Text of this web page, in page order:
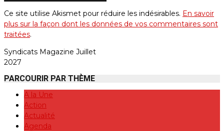
Ce site utilise Akismet pour réduire les indésirables. En savoir
plus sur la façon dont les données de vos commentaires sont
traitées.
Syndicats Magazine Juillet
2027
PARCOURIR PAR THÈME
A la Une
Action
Actualité
Agenda